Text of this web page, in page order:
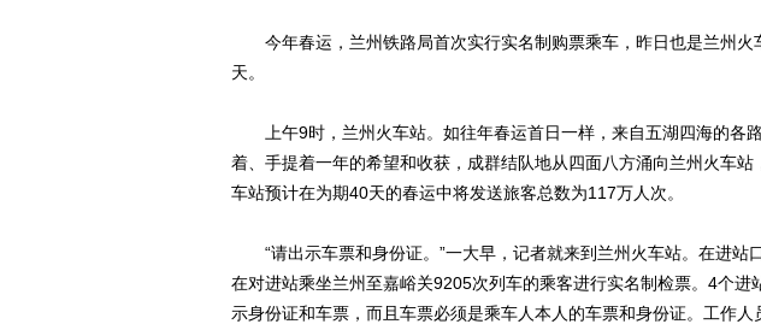
今年春运，兰州铁路局首次实行实名制购票乘车，昨日也是兰州火
天。
上午9时，兰州火车站。如往年春运首日一样，来自五湖四海的各
着、手提着一年的希望和收获，成群结队地从四面八方涌向兰州火车站
车站预计在为期40天的春运中将发送旅客总数为117万人次。
“请出示车票和身份证。”一大早，记者就来到兰州火车站。在进站
在对进站乘坐兰州至嘉峪关9205次列车的乘客进行实名制检票。4个进
示身份证和车票，而且车票必须是乘车人本人的车票和身份证。工作人